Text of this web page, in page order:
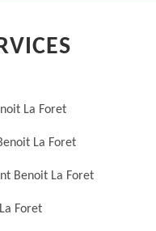
La Foret
La Foret
Benoit La Foret
Foret